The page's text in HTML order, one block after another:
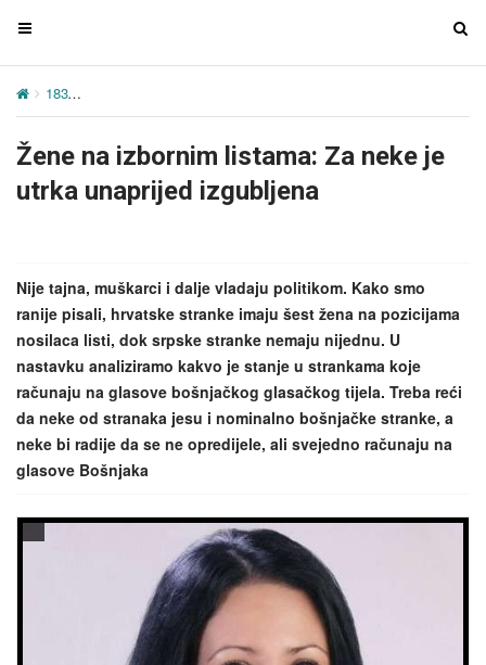
T
g
e
n
g
a
t
i
o
n
T
a
o
183
Žene na izbornim listama: Za neke je
utrka unaprijed izgubljena
Nije tajna, muškarci i dalje vladaju politikom. Kako smo
ranije pisali, hrvatske stranke imaju šest žena na pozicijama
nosilaca listi, dok srpske stranke nemaju nijednu. U
nastavku analiziramo kakvo je stanje u strankama koje
računaju na glasove bošnjačkog glasačkog tijela. Treba reći
da neke od stranaka jesu i nominalno bošnjačke stranke, a
neke bi radije da se ne opredijele, ali svejedno računaju na
glasove Bošnjaka